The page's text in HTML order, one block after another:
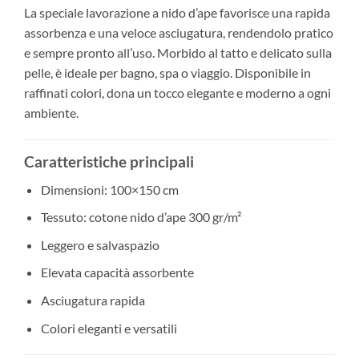
La speciale lavorazione a nido d’ape favorisce una rapida
assorbenza e una veloce asciugatura, rendendolo pratico
e sempre pronto all’uso. Morbido al tatto e delicato sulla
pelle, è ideale per bagno, spa o viaggio. Disponibile in
raffinati colori, dona un tocco elegante e moderno a ogni
ambiente.
Caratteristiche principali
Dimensioni: 100×150 cm
Tessuto: cotone nido d’ape 300 gr/m²
Leggero e salvaspazio
Elevata capacità assorbente
Asciugatura rapida
Colori eleganti e versatili